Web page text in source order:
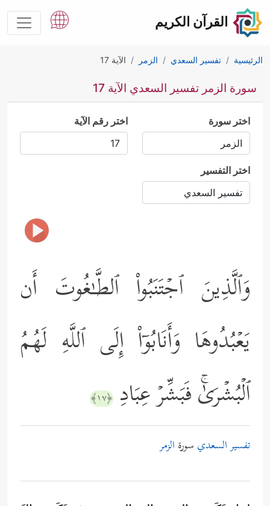
القرآن الكريم
الرئيسية تفسير السعدي الزمر الآية 17
سورة الزمر تفسير السعدي الآية 17
اختر سورة اختر رقم الآية
اختر التفسير
وَٱلَّذِینَ ٱجۡتَنَبُواْ ٱلطَّـٰغُوتَ أَن
یَعۡبُدُوهَا وَأَنَابُوۤاْ إِلَى ٱللَّهِ لَهُمُ
ٱلۡبُشۡرَىٰۚ فَبَشِّرۡ عِبَادِ ﴿١٧﴾
تفسير السعدي سورة الزمر